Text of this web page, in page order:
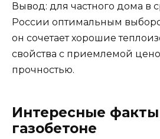
Вывод: для частного дома в
России оптимальным
он сочетает хорошие
свойства с приемлемой
прочностью.
Интересные
газобетоне